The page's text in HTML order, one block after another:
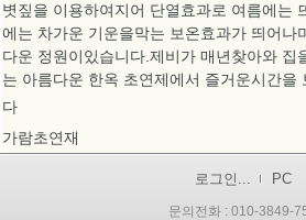
볏짚을 이용하여지어 단열효과로 여름에는
에는 차가운 기운을막는 보온효과가 띄어나
다운 정원이있습니다.제비가 매년찾아와 집
는 아름다운 한옥 초연제에서 즐거운시간을
다
가람초연재
로그인... PC
문의전화 : 010-3849-